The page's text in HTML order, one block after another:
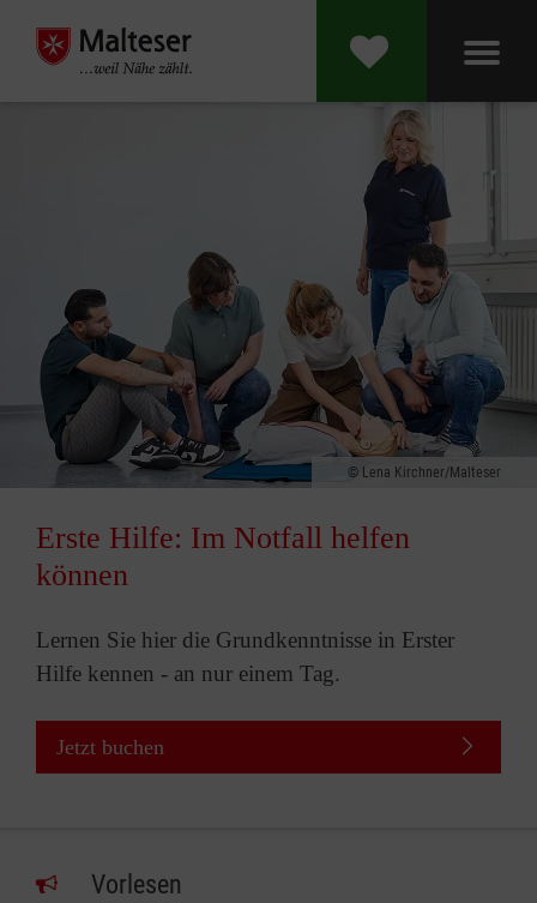
Lena Kirchner/Malteser
Erste Hilfe: Im Notfall helfen
können
Lernen Sie hier die Grundkenntnisse in Erster
Hilfe kennen - an nur einem Tag.
Jetzt buchen
Vorlesen